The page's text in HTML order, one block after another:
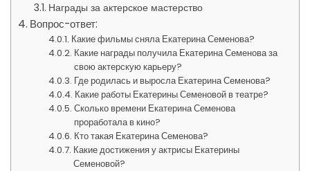
Награды за актерское мастерство
Вопрос-ответ:
Какие фильмы сняла Екатерина Семенова?
Какие награды получила Екатерина Семенова за
свою актерскую карьеру?
Где родилась и выросла Екатерина Семенова?
Какие работы Екатерины Семеновой в театре?
Сколько времени Екатерина Семенова
проработала в кино?
Кто такая Екатерина Семенова?
Какие достижения у актрисы Екатерины
Семеновой?